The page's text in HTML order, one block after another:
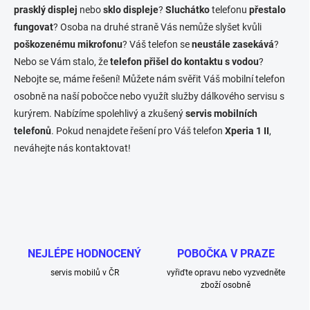
a
c
í
p
r
v
k
y
v
ý
prasklý displej nebosklo displeje? Sluchátkotelefonu přestalo
fungovat? Osoba na druhé straně Vás nemůže slyšet kvůli
poškozenému mikrofonu? Váš telefon seneustále zasekává?
Nebo se Vám stalo, žetelefon přišel do kontaktu s vodou?
Nebojte se, máme řešení! Můžete nám svěřit Váš mobilní telefon
osobně na naší pobočce nebo využít služby dálkového servisu s
kurýrem. Nabízíme spolehlivý a zkušenýservis mobilních
telefonů. Pokud nenajdete řešení pro Váš telefon Xperia 1 II,
neváhejte nás kontaktovat!
NEJLÉPE HODNOCENÝ
servis mobilů v ČR
POBOČKA V PRAZE
vyřiďte opravu nebo vyzvedněte
zboží osobně